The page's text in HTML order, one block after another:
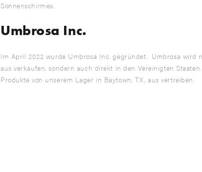
Sonnenschirmes.
Umbrosa Inc.
Im April 2022 wurde Umbrosa Inc. gegründet. Umbrosa wird
aus verkaufen, sondern auch direkt in den Vereinigten
Produkte von unserem Lager in Baytown, TX, aus vertreiben.